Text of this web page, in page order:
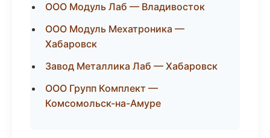
ООО Модуль Лаб — Владивосток
ООО Модуль Мехатроника —
Хабаровск
Завод Металлика Лаб — Хабаровск
ООО Групп Комплект —
Комсомольск-на-Амуре